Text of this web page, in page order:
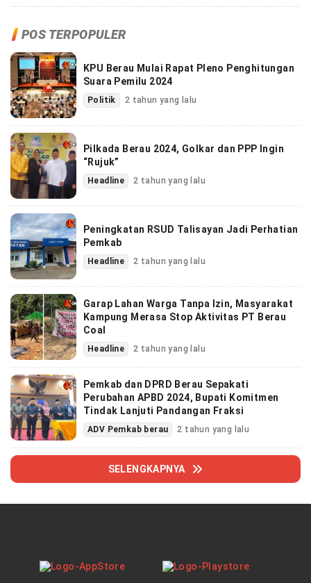
POS TERPOPULER
KPU Berau Mulai Rapat Pleno Penghitungan
Suara Pemilu 2024
Politik 2 tahun yang lalu
Pilkada Berau 2024, Golkar dan PPP Ingin
“Rujuk”
Headline 2 tahun yang lalu
Peningkatan RSUD Talisayan Jadi Perhatian
Pemkab
Headline 2 tahun yang lalu
Garap Lahan Warga Tanpa Izin, Masyarakat
Kampung Merasa Stop Aktivitas PT Berau
Coal
Headline 2 tahun yang lalu
Pemkab dan DPRD Berau Sepakati
Perubahan APBD 2024, Bupati Komitmen
Tindak Lanjuti Pandangan Fraksi
ADV Pemkab berau 2 tahun yang lalu
SELENGKAPNYA